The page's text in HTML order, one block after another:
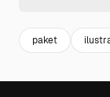
paket